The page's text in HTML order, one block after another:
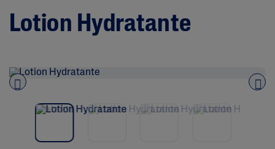
Lotion Hydratante